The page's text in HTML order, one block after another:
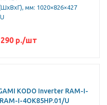
мм: 1020×826×427
р./шт
KODO Inverter RAM-I-
I-4OK85HP.01/U